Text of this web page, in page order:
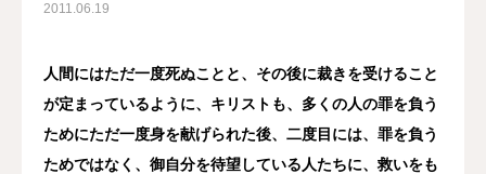
2011.06.19
人間にはただ一度死ぬことと、その後に裁きを受けること
が定まっているように、キリストも、多くの人の罪を負う
ためにただ一度身を献げられた後、二度目には、罪を負う
ためではなく、御自分を待望している人たちに、救いをも
【アーカイブ】朗読 『一日の発見 -365日の黙想-』